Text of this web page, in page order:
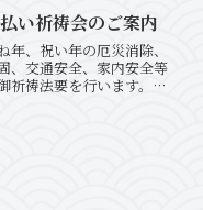
い祈祷会のご案内
年、祝い年の厄災消除、
、交通安全、家内安全等
祈祷法要を行います。お